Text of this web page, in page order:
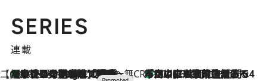
SERIES
連載
【CREA×星野リゾート】唯一無二。癒しと発見が待つ場所へ
10 Hours Ago
【トンボの足水浴】ヒノキの香りに包まれて涼感マックス！約13℃の湧水かけ流しを避暑地「星野温泉 トンボの湯」で体験 CREA'S CHOICE
2026.8.7
「立川にも歌舞伎があるんだよ」 片岡仁左衛門・市川中車ら豪華座組みで4年目の立川立飛歌舞伎へ